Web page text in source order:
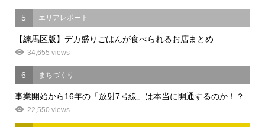
5 エリアレポート
【練馬区版】デカ盛りごはんが食べられるお店まとめ
34,655 views
6 まちづくり
事業開始から16年の「放射7号線」は本当に開通するのか！？
22,550 views